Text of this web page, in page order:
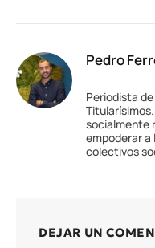
Pedro
Periodista
socialmente
empoderar a
colectivos
DEJAR UN